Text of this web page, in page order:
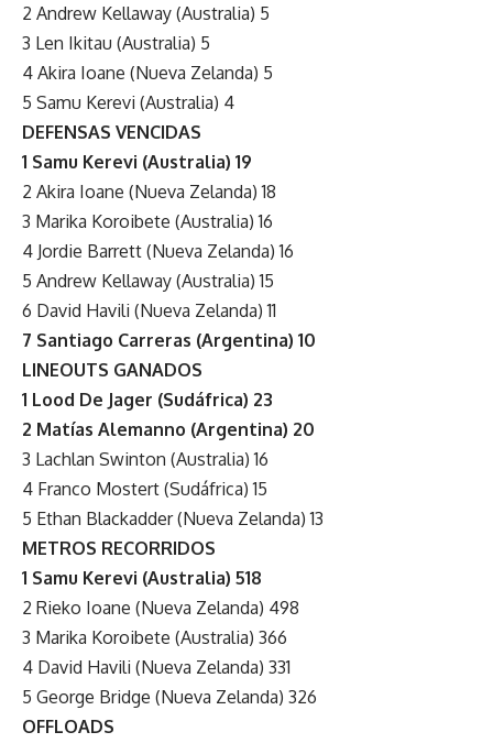
2 Andrew Kellaway (Australia) 5
3 Len Ikitau (Australia) 5
4 Akira Ioane (Nueva Zelanda) 5
5 Samu Kerevi (Australia) 4
DEFENSAS VENCIDAS
1 Samu Kerevi (Australia) 19
2 Akira Ioane (Nueva Zelanda) 18
3 Marika Koroibete (Australia) 16
4 Jordie Barrett (Nueva Zelanda) 16
5 Andrew Kellaway (Australia) 15
6 David Havili (Nueva Zelanda) 11
7 Santiago Carreras (Argentina) 10
LINEOUTS GANADOS
1 Lood De Jager (Sudáfrica) 23
2 Matías Alemanno (Argentina) 20
3 Lachlan Swinton (Australia) 16
4 Franco Mostert (Sudáfrica) 15
5 Ethan Blackadder (Nueva Zelanda) 13
METROS RECORRIDOS
1 Samu Kerevi (Australia) 518
2 Rieko Ioane (Nueva Zelanda) 498
3 Marika Koroibete (Australia) 366
4 David Havili (Nueva Zelanda) 331
5 George Bridge (Nueva Zelanda) 326
OFFLOADS